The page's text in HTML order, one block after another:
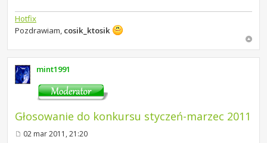
Hotfix
Pozdrawiam, cosik_ktosik
mint1991
Głosowanie do konkursu styczeń-marzec 2011
02 mar 2011, 21:20